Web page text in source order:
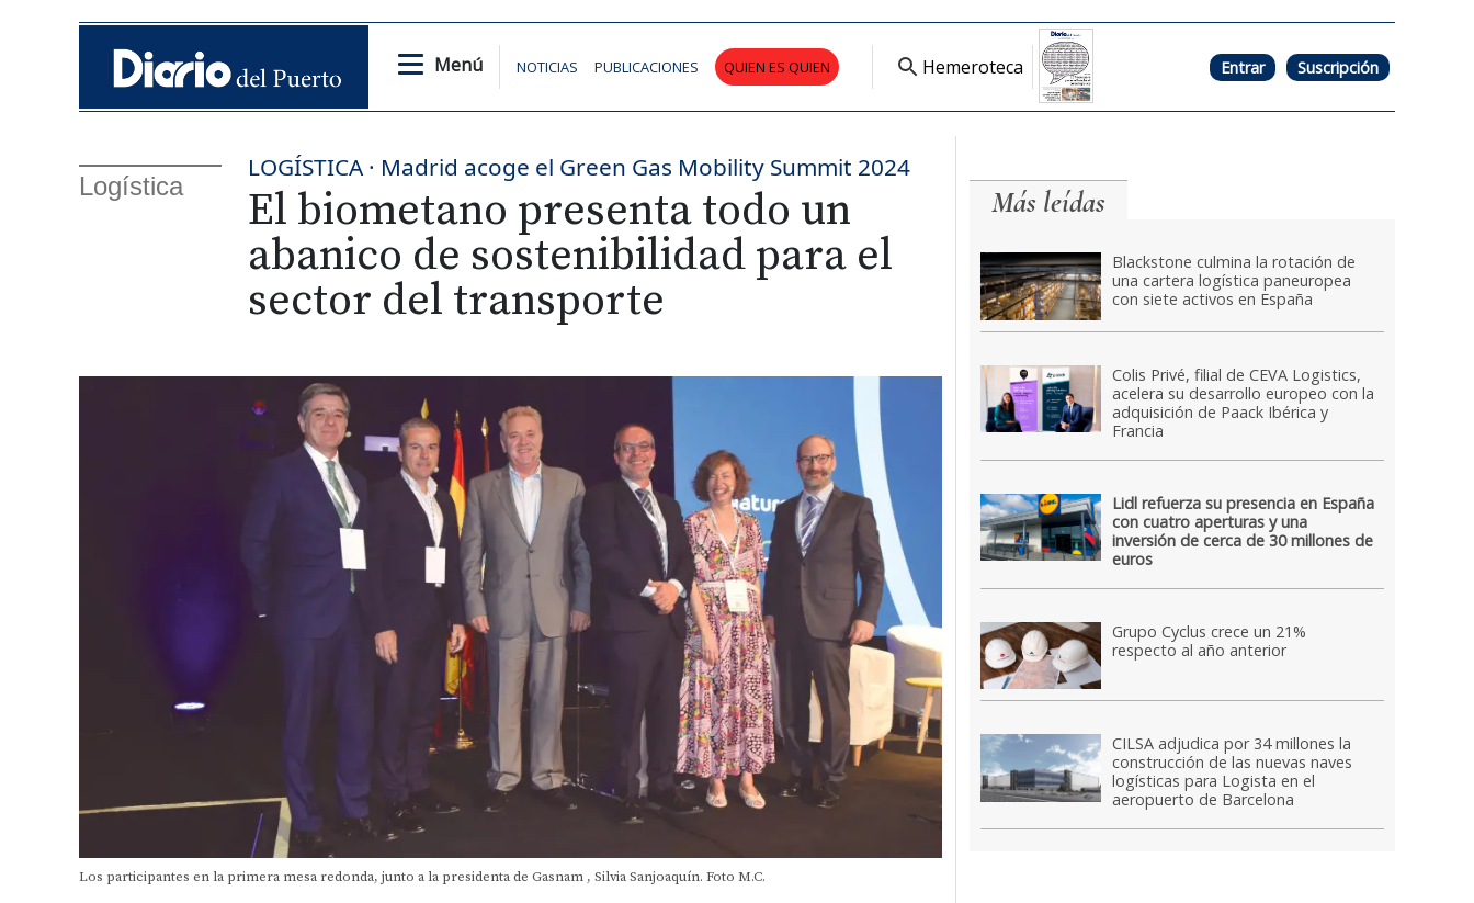
Menú NOTICIAS PUBLICACIONES QUIEN ES QUIEN Hemeroteca Entrar Suscripción
Logística
LOGÍSTICA · Madrid acoge el Green Gas Mobility Summit 2024
El biometano presenta todo un
abanico de sostenibilidad para el
sector del transporte
Los participantes en la primera mesa redonda, junto a la presidenta de Gasnam , Silvia Sanjoaquín. Foto M.C.
Más leídas
Blackstone culmina la rotación de
una cartera logística paneuropea
con siete activos en España
Colis Privé, filial de CEVA Logistics,
acelera su desarrollo europeo con la
adquisición de Paack Ibérica y
Francia
Lidl refuerza su presencia en España
con cuatro aperturas y una
inversión de cerca de 30 millones de
euros
Grupo Cyclus crece un 21%
respecto al año anterior
CILSA adjudica por 34 millones la
construcción de las nuevas naves
logísticas para Logista en el
aeropuerto de Barcelona